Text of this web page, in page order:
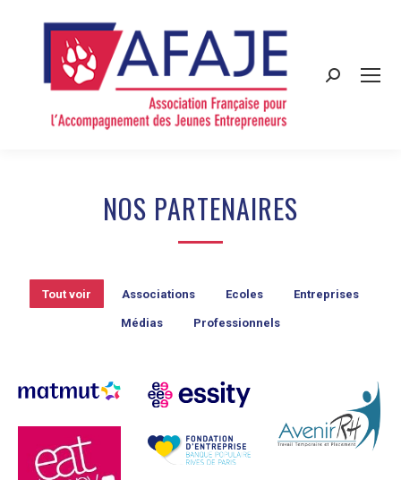
Search:
NOS PARTENAIRES
Tout voir Associations Ecoles Entreprises
Médias Professionnels